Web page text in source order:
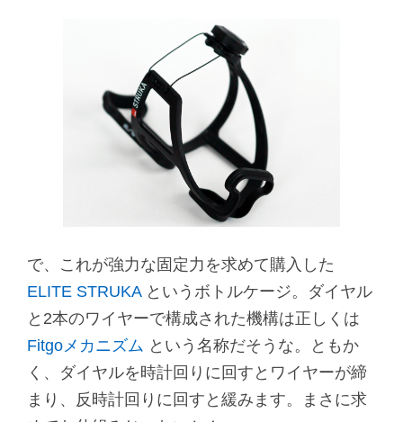
で、これが強力な固定力を求めて購入した
ELITE STRUKAというボトルケージ。ダイヤル
と2本のワイヤーで構成された機構は正しくは
Fitgoメカニズム という名称だそうな。ともか
く、ダイヤルを時計回りに回すとワイヤーが締
まり、反時計回りに回すと緩みます。まさに求